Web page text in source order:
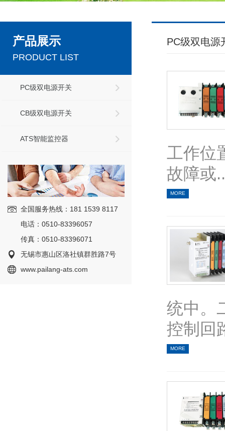
产品展示
PRODUCT LIST
PC级双电源开关
CB级双电源开关
ATS智能监控器
全国服务热线：181 1539 8117
电话：0510-83396057
传真：0510-83396071
无锡市惠山区洛社镇群胜路7号
www.pailang-ats.com
PC级双电源
工作位
故障或
MORE
统中。
控制回
MORE